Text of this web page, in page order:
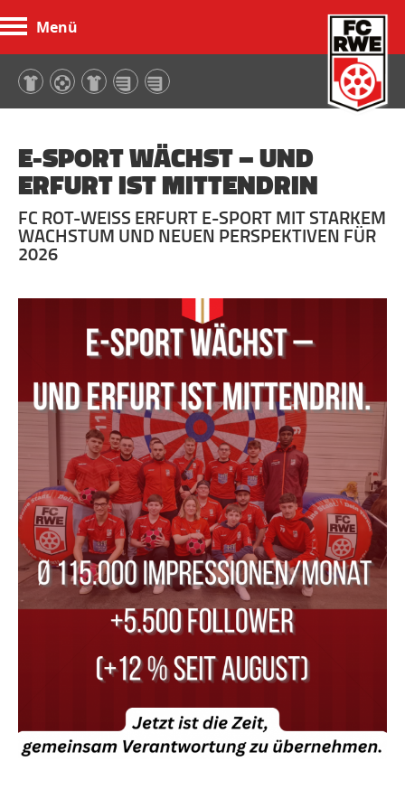
Menü
E-SPORT WÄCHST – UND
ERFURT IST MITTENDRIN
FC ROT-WEISS ERFURT E-SPORT MIT STARKEM W
ACHSTUM UND NEUEN PERSPEKTIVEN FÜR 2
026